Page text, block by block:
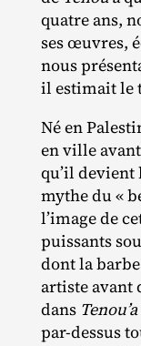
quatre ans,
ses œuvres,
nous
il estimait le
Né en
en ville
qu’il devient
mythe du «
l’image de
puissants
dont la barbe
artiste avant
dans Tenou’a
par‐​dessus